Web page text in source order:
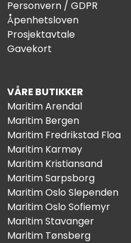
Personvern / GDPR
Åpenhetsloven
Prosjektavtale
Gavekort
VÅRE BUTIKKER
Maritim Arendal
Maritim Bergen
Maritim Fredrikstad Floa
Maritim Karmøy
Maritim Kristiansand
Maritim Sarpsborg
Maritim Oslo Slependen
Maritim Oslo Sofiemyr
Maritim Stavanger
Maritim Tønsberg
Fortøyning
Fritid/Sikkerhet
Båtpleie/Opplag
Seil
Outlet
Kampanje